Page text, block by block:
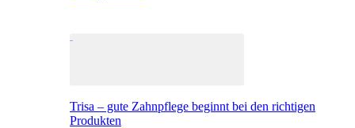
Trisa – gute Zahnpflege beginnt bei den richtigen
Produkten